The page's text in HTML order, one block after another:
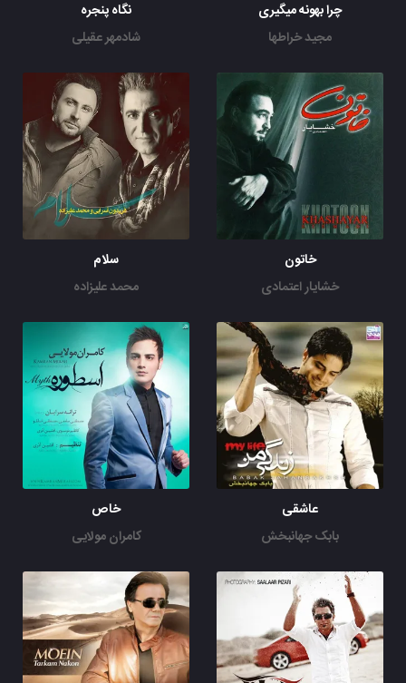
چرا بهونه میگیری
مجید خراطها
نگاه پنجره
شادمهر عقیلی
خاتون
خشایار اعتمادی
سلام
محمد علیزاده
عاشقی
بابک جهانبخش
خاص
کامران مولایی